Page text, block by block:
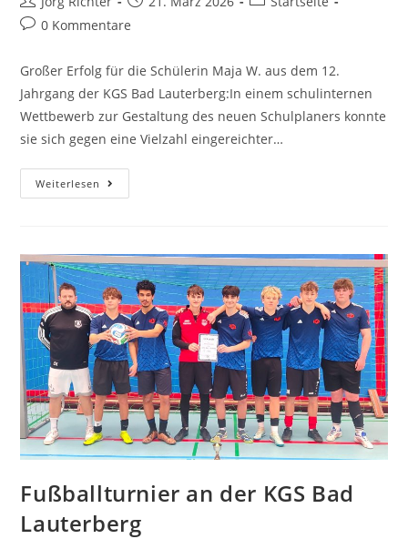
0 Kommentare
Großer Erfolg für die Schülerin Maja W. aus dem 12.
Jahrgang der KGS Bad Lauterberg:In einem schulinternen
Wettbewerb zur Gestaltung des neuen Schulplaners konnte
sie sich gegen eine Vielzahl eingereichter…
Weiterlesen
Fußballturnier an der KGS Bad
Lauterberg